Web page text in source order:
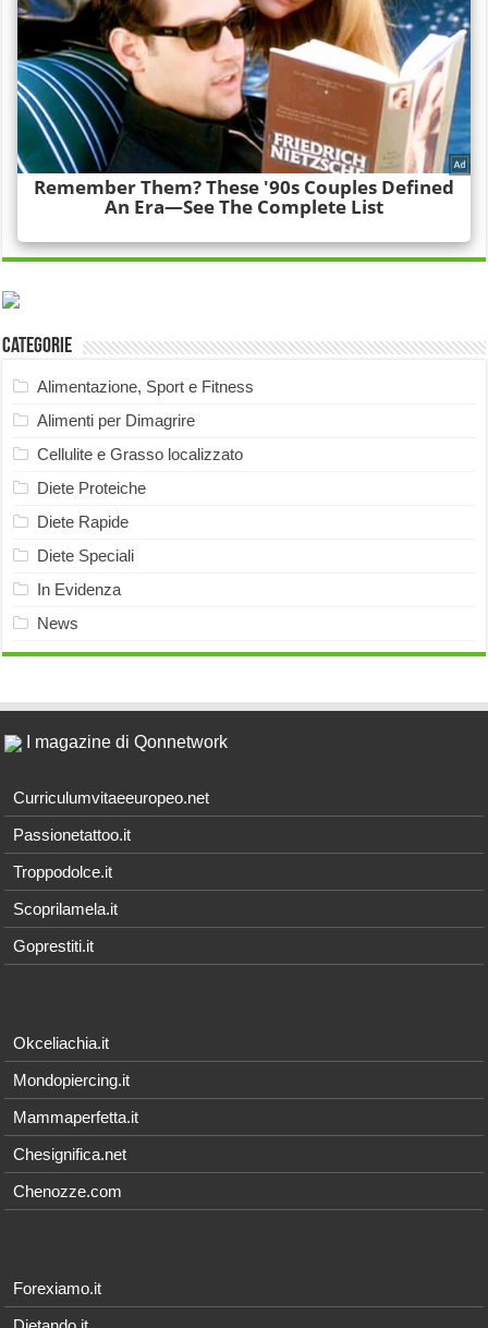
Categorie
Alimentazione, Sport e Fitness
Alimenti per Dimagrire
Cellulite e Grasso localizzato
Diete Proteiche
Diete Rapide
Diete Speciali
In Evidenza
News
I magazine di Qonnetwork
Curriculumvitaeeuropeo.net
Passionetattoo.it
Troppodolce.it
Scoprilamela.it
Goprestiti.it
Okceliachia.it
Mondopiercing.it
Mammaperfetta.it
Chesignifica.net
Chenozze.com
Forexiamo.it